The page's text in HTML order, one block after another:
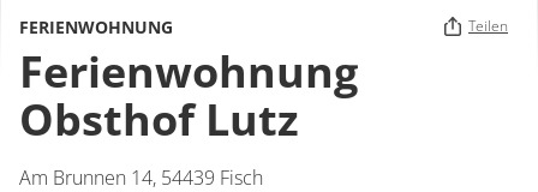
FERIENWOHNUNG Teilen
Ferienwohnung
Obsthof Lutz
Am Brunnen 14, 54439 Fisch